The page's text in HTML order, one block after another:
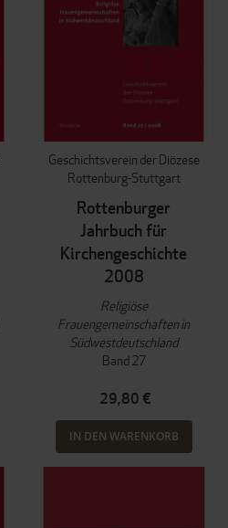
Geschichtsverein der Diözese
Rottenburg-Stuttgart
Rottenburger
Jahrbuch für
Kirchengeschichte
2008
Religiöse
Frauengemeinschaften in
Südwestdeutschland
Band 27
29,80 €
IN DEN WARENKORB